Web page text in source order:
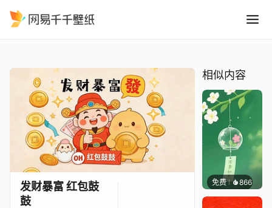
发财暴富 红包鼓
鼓
相似内容
免费 866好看